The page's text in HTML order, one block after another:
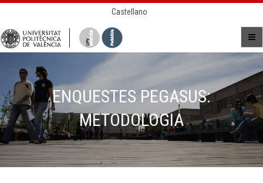
Castellano
ENQUESTES PEGASUS:
METODOLOGIA